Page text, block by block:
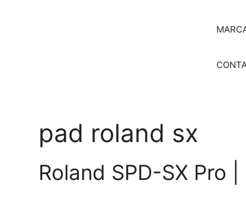
pad roland sx
Roland SPD-SX Pro